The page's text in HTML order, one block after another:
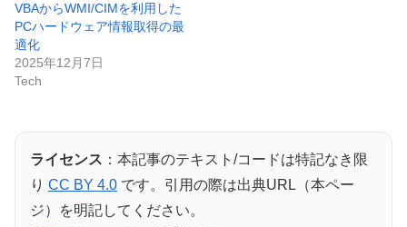
VBAからWMI/CIMを利用した
PCハードウェア情報取得の最
適化
2025年12月7日
Tech
ライセンス ：本記事のテキスト/コードは特記なき限
り CC BY 4.0 です。引用の際は出典URL（本ペー
ジ）を明記してください。